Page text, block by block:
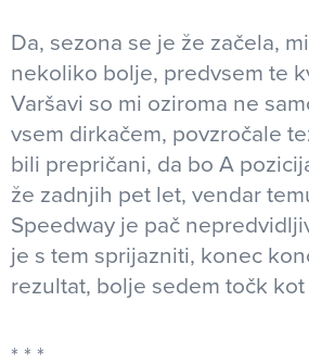
Da, sezona se je že začela,
nekoliko bolje, predvsem te
Varšavi so mi oziroma ne
vsem dirkačem, povzročale
bili prepričani, da bo A
že zadnjih pet let, vendar
Speedway je pač
je s tem sprijazniti, konec
rezultat, bolje sedem točk